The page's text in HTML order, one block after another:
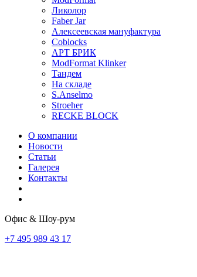
Ликолор
Faber Jar
Алексеевская мануфактура
Coblocks
АРТ БРИК
ModFormat Klinker
Тандем
На складе
S.Anselmo
Stroeher
RECKE BLOCK
О компании
Новости
Статьи
Галерея
Контакты
Офис & Шоу-рум
+7 495 989 43 17